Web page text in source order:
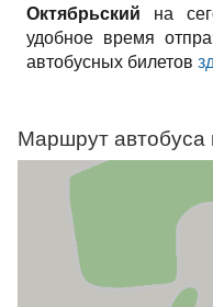
Октябрьский на
удобное время
автобусных билетов
Маршрут автобуса